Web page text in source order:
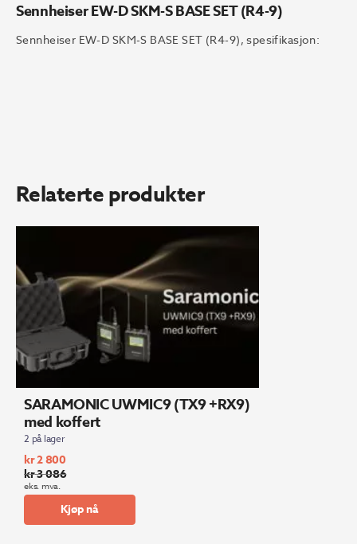
Sennheiser EW-D SKM-S BASE SET (R4-9)
Sennheiser EW-D SKM-S BASE SET (R4-9), spesifikasjon:
Relaterte produkter
SARAMONIC UWMIC9 (TX9 +RX9)
med koffert
2 på lager
kr3 086
Opprinnelig
pris
kr2 800
Nåværende
pris
eks. mva.
Kjøp nå